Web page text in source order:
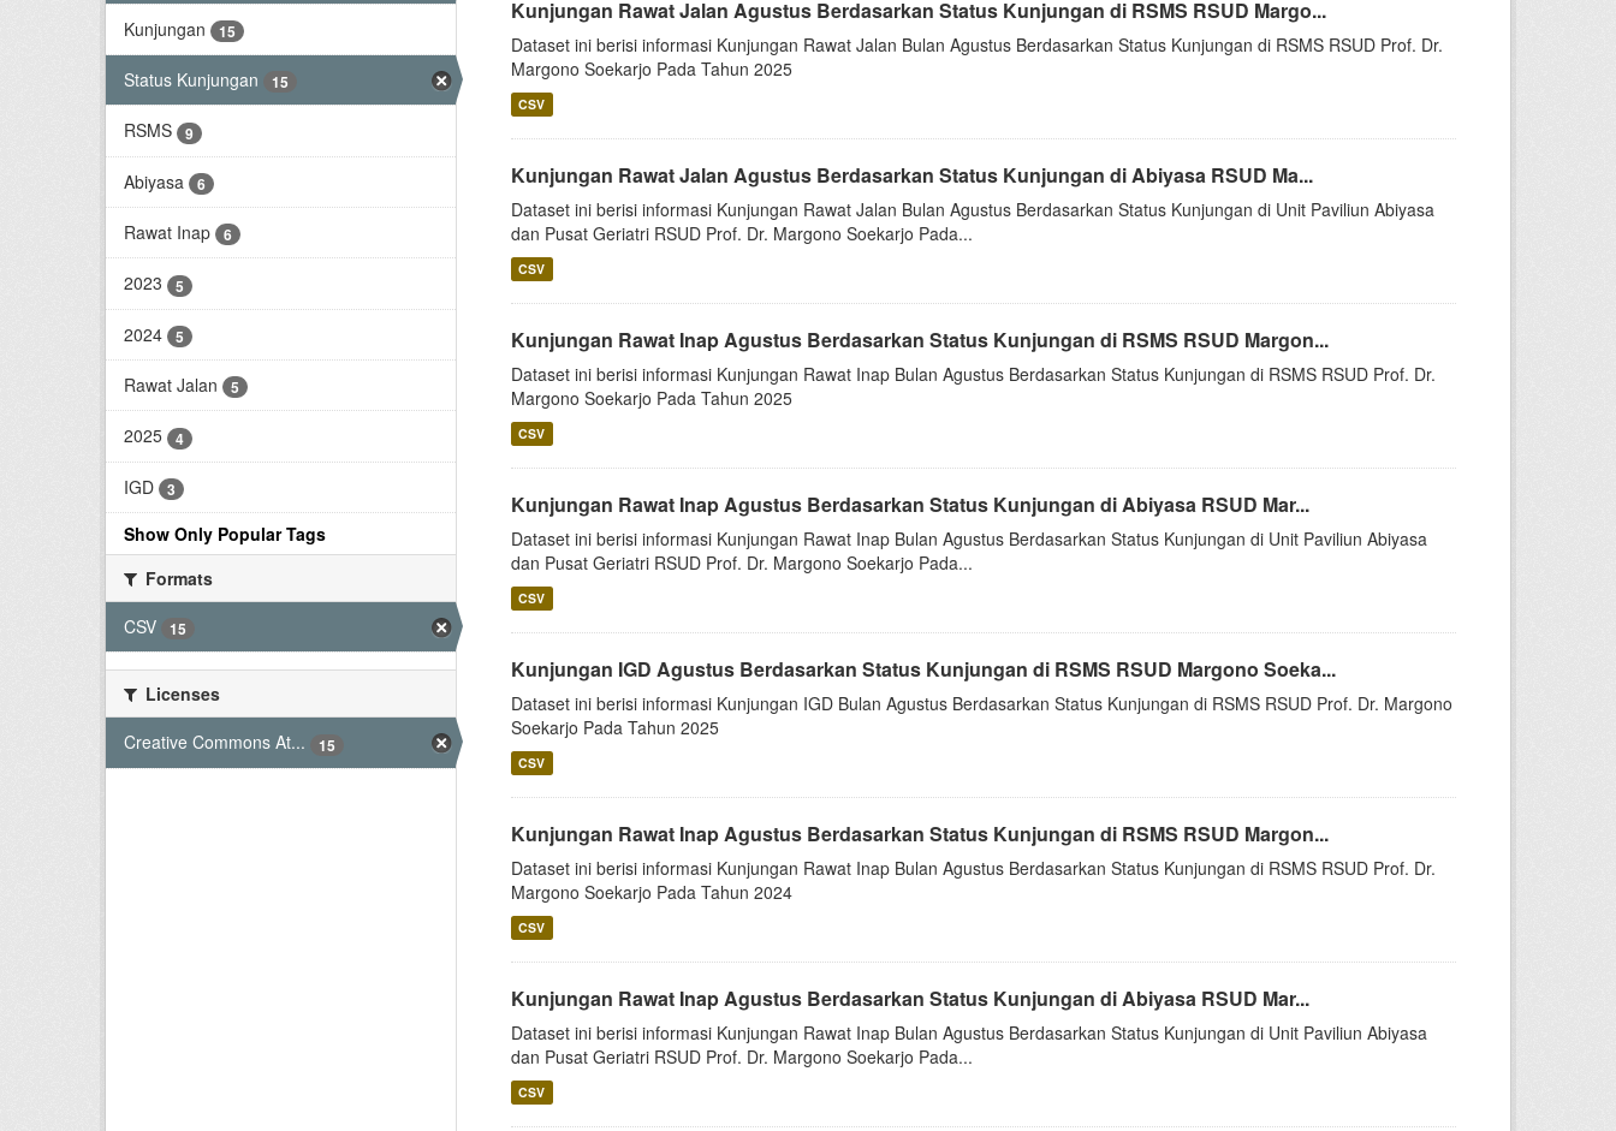
Kunjungan 15
Status Kunjungan 15
RSMS 9
Abiyasa 6
Rawat Inap 6
2023 5
2024 5
Rawat Jalan 5
2025 4
IGD 3
Show Only Popular Tags
Formats
CSV
15
Licenses
Creative Commons At...
15
Kunjungan Rawat Jalan Agustus Berdasarkan Status Kunjungan di RSMS RSUD Margo...
Dataset ini berisi informasi Kunjungan Rawat Jalan Bulan Agustus Berdasarkan Status Kunjungan di RSMS RSUD Prof. Dr.
Margono Soekarjo Pada Tahun 2025
CSV
Kunjungan Rawat Jalan Agustus Berdasarkan Status Kunjungan di Abiyasa RSUD Ma...
Dataset ini berisi informasi Kunjungan Rawat Jalan Bulan Agustus Berdasarkan Status Kunjungan di Unit Paviliun Abiyasa
dan Pusat Geriatri RSUD Prof. Dr. Margono Soekarjo Pada...
CSV
Kunjungan Rawat Inap Agustus Berdasarkan Status Kunjungan di RSMS RSUD Margon...
Dataset ini berisi informasi Kunjungan Rawat Inap Bulan Agustus Berdasarkan Status Kunjungan di RSMS RSUD Prof. Dr.
Margono Soekarjo Pada Tahun 2025
CSV
Kunjungan Rawat Inap Agustus Berdasarkan Status Kunjungan di Abiyasa RSUD Mar...
Dataset ini berisi informasi Kunjungan Rawat Inap Bulan Agustus Berdasarkan Status Kunjungan di Unit Paviliun Abiyasa
dan Pusat Geriatri RSUD Prof. Dr. Margono Soekarjo Pada...
CSV
Kunjungan IGD Agustus Berdasarkan Status Kunjungan di RSMS RSUD Margono Soeka...
Dataset ini berisi informasi Kunjungan IGD Bulan Agustus Berdasarkan Status Kunjungan di RSMS RSUD Prof. Dr. Margono
Soekarjo Pada Tahun 2025
CSV
Kunjungan Rawat Inap Agustus Berdasarkan Status Kunjungan di RSMS RSUD Margon...
Dataset ini berisi informasi Kunjungan Rawat Inap Bulan Agustus Berdasarkan Status Kunjungan di RSMS RSUD Prof. Dr.
Margono Soekarjo Pada Tahun 2024
CSV
Kunjungan Rawat Inap Agustus Berdasarkan Status Kunjungan di Abiyasa RSUD Mar...
Dataset ini berisi informasi Kunjungan Rawat Inap Bulan Agustus Berdasarkan Status Kunjungan di Unit Paviliun Abiyasa
dan Pusat Geriatri RSUD Prof. Dr. Margono Soekarjo Pada...
CSV